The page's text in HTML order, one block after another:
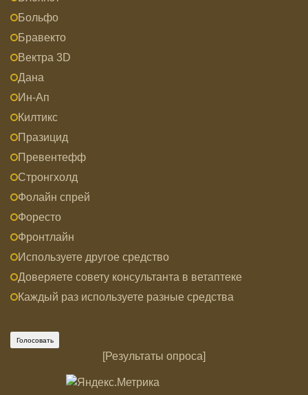
Больфо
Бравекто
Вектра 3D
Дана
Ин-Ап
Килтикс
Празицид
Превентефф
Стронгхолд
Фолайн спрей
Форесто
Фронтлайн
Используете другое средство
Доверяете совету консультанта в ветаптеке
Каждый раз используете разные средства
[Результаты опроса]